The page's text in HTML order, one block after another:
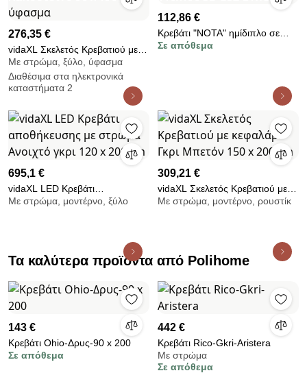
276,35 €
vidaXL Σκελετός Κρεβατιού με
στρώμα Καπουτσίνο 90 x 190
cm ύφασμα
Με στρώμα, ξύλο, ύφασμα
Διαθέσιμα στα ηλεκτρονικά
καταστήματα 2
112,86 €
Κρεβάτι "ΝΟΤΑ" ημίδιπλο σε
χρώμα δρυς 110x190 SB G52-
Σε απόθεμα
695,1 €
vidaXL LED Κρεβάτι
αποθήκευσης με στρώμα
Με στρώμα, μοντέρνο, ξύλο
309,21 €
vidaXL Σκελετός Κρεβατιού με
κεφαλάρι Γκρι Μπετόν 150 x 200
Με στρώμα, μοντέρνο, ρουστίκ
Τα καλύτερα προϊόντα από Polihome
143 €
Κρεβάτι Ohio-Δρυς-90 x 200
Σε απόθεμα
442 €
Κρεβάτι Rico-Gkri-Aristera
Με στρώμα
Σε απόθεμα